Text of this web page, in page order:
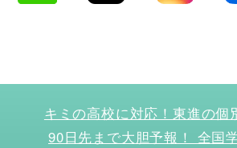
キミの高校に対応！東進の個
90日先まで大胆予報！ 全国